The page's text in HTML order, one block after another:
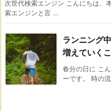
次世代検索エンジン こんにちは、
索エンジンと言 ...
ランニング
増えていく
春分の日に こ
ーです。 時の